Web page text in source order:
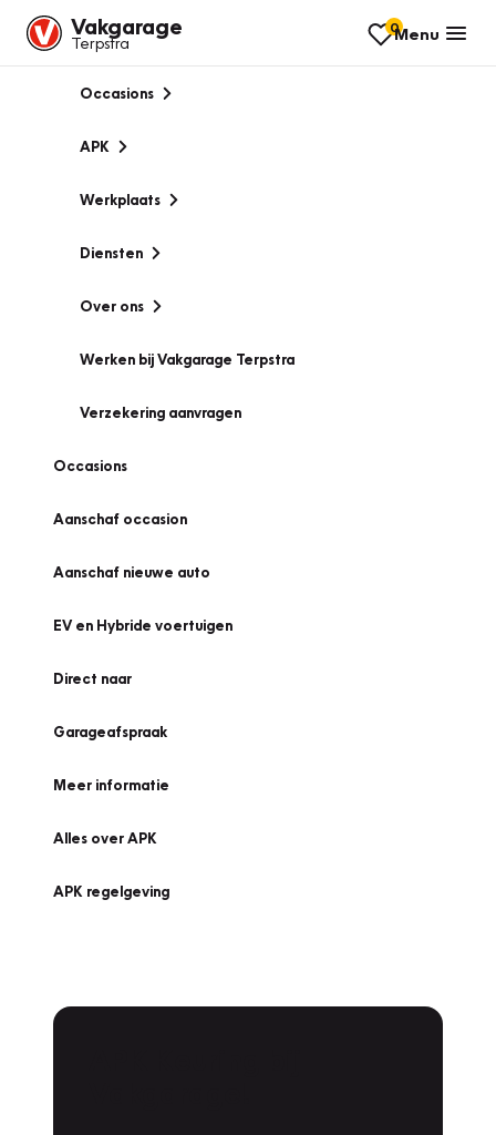
Vakgarage
Terpstra
0Menu
Occasions
APK
Werkplaats
Diensten
Over ons
Werken bij Vakgarage Terpstra
Verzekering aanvragen
Occasions
Aanschaf occasion
Aanschaf nieuwe auto
EV en Hybride voertuigen
Direct naar
Garageafspraak
Meer informatie
Alles over APK
APK regelgeving